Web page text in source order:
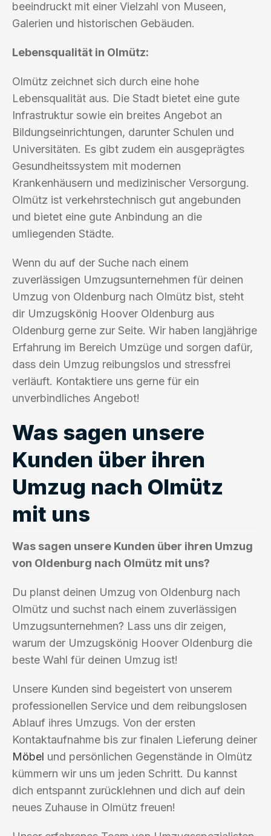
beeindruckt mit einer Vielzahl von Museen,
Galerien und historischen Gebäuden.
Lebensqualität in Olmütz:
Olmütz zeichnet sich durch eine hohe
Lebensqualität aus. Die Stadt bietet eine gute
Infrastruktur sowie ein breites Angebot an
Bildungseinrichtungen, darunter Schulen und
Universitäten. Es gibt zudem ein ausgeprägtes
Gesundheitssystem mit modernen
Krankenhäusern und medizinischer Versorgung.
Olmütz ist verkehrstechnisch gut angebunden
und bietet eine gute Anbindung an die
umliegenden Städte.
Wenn du auf der Suche nach einem
zuverlässigen Umzugsunternehmen für deinen
Umzug von Oldenburg nach Olmütz bist, steht
dir Umzugskönig Hoover Oldenburg aus
Oldenburg gerne zur Seite. Wir haben langjährige
Erfahrung im Bereich Umzüge und sorgen dafür,
dass dein Umzug reibungslos und stressfrei
verläuft. Kontaktiere uns gerne für ein
unverbindliches Angebot!
Was sagen unsere
Kunden über ihren
Umzug nach Olmütz
mit uns
Was sagen unsere Kunden über ihren Umzug
von Oldenburg nach Olmütz mit uns?
Du planst deinen Umzug von Oldenburg nach
Olmütz und suchst nach einem zuverlässigen
Umzugsunternehmen? Lass uns dir zeigen,
warum der Umzugskönig Hoover Oldenburg die
beste Wahl für deinen Umzug ist!
Unsere Kunden sind begeistert von unserem
professionellen Service und dem reibungslosen
Ablauf ihres Umzugs. Von der ersten
Kontaktaufnahme bis zur finalen Lieferung deiner
Möbel und persönlichen Gegenstände in Olmütz
kümmern wir uns um jeden Schritt. Du kannst
dich entspannt zurücklehnen und dich auf dein
neues Zuhause in Olmütz freuen!